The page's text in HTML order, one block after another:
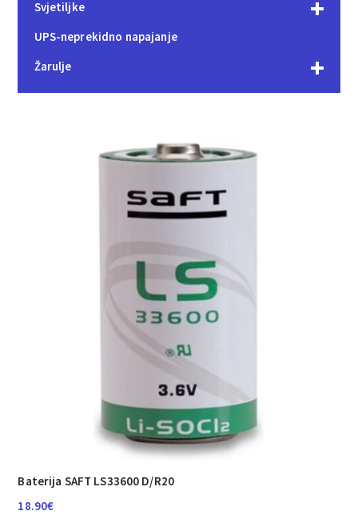
Svjetiljke
UPS-neprekidno napajanje
Žarulje
Baterija SAFT LS33600 D/R20
18.90€